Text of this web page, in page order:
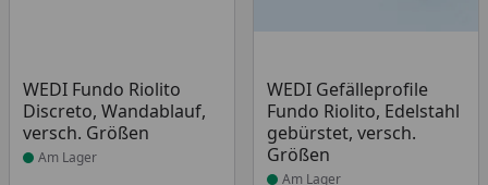
WEDI Fundo Riolito
Discreto, Wandablauf,
versch. Größen
Produkt am Lager
Am Lager
WEDI Gefälleprofile
Fundo Riolito, Edelstahl
gebürstet, versch.
Größen
Produkt am Lager
Am Lager